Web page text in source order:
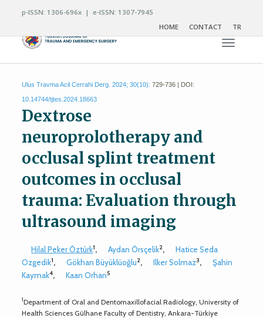
p-ISSN: 1306-696x | e-ISSN: 1307-7945
HOME
CONTACT TR
Toggle
Ulus Travma Acil Cerrahi Derg. 2024; 30(10): 729-736 | DOI:
10.14744/tjtes.2024.18663
Dextrose
neuroprolotherapy and
occlusal splint treatment
outcomes in occlusal
trauma: Evaluation through
ultrasound imaging
Hilal Peker Öztürk1, Aydan Örsçelik2,
Hatice Seda
Ozgedik1, Gökhan Büyüklüoğlu2, Ilker Solmaz3,
Şahin
Kaymak4, Kaan Orhan5
1Department of Oral and Dentomaxillofacial Radiology, University of
Health Sciences Gülhane Faculty of Dentistry, Ankara-Türkiye